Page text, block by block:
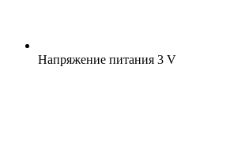
Напряжение питания 3 V